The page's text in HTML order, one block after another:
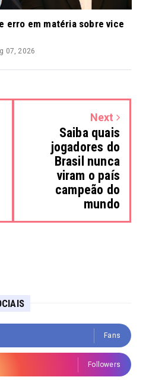
erro em matéria sobre vice
07, 2026
Next
Saiba quais
jogadores do
Brasil nunca
viram o país
campeão do
mundo
Fans
Followers